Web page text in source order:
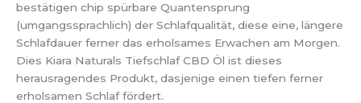
bestätigen chip spürbare Quantensprung
(umgangssprachlich) der Schlafqualität, diese eine, längere
Schlafdauer ferner das erholsames Erwachen am Morgen.
Dies Kiara Naturals Tiefschlaf CBD Öl ist dieses
herausragendes Produkt, dasjenige einen tiefen ferner
erholsamen Schlaf fördert.